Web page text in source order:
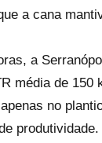
a cana
a
média de 150
no